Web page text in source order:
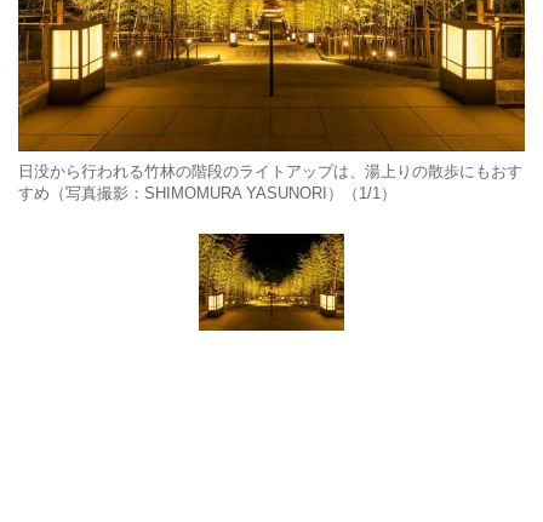
日没から行われる竹林の階段のライトアップは、湯上りの散歩にもおす
すめ（写真撮影：SHIMOMURA YASUNORI）（1/1）